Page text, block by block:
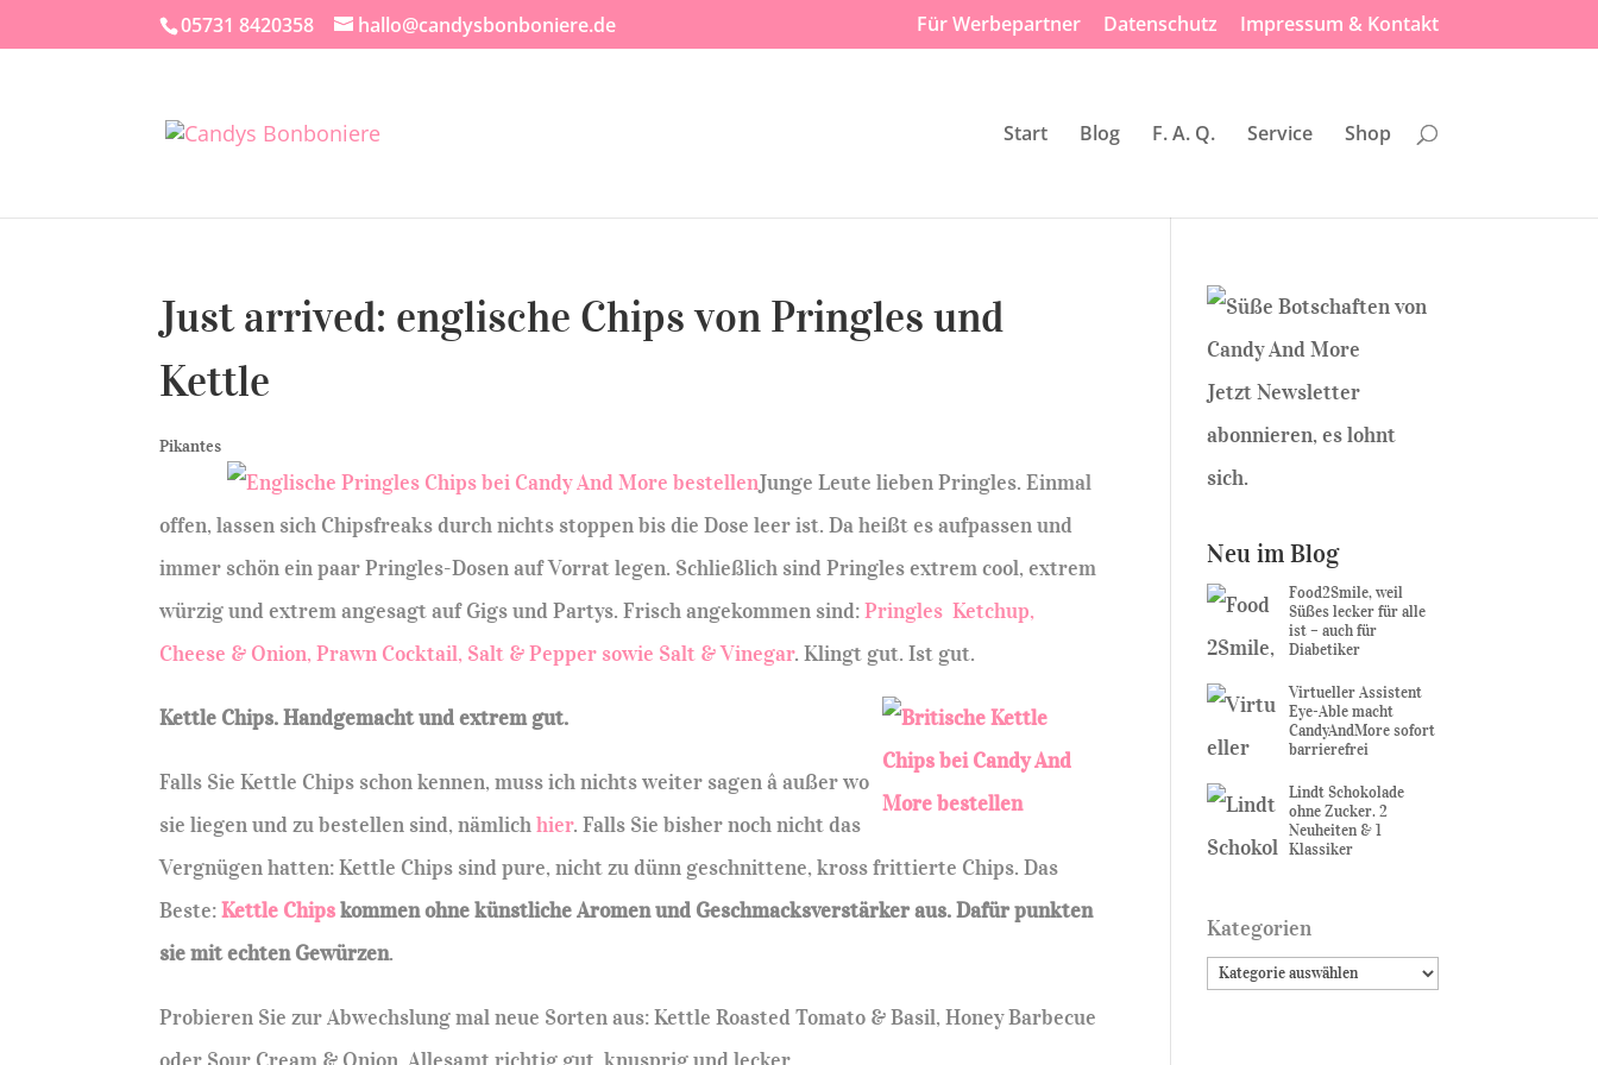
05731 8420358 hallo@candysbonboniere.de Für Werbepartner Datenschutz Impressum & Kontakt
Start Blog F. A. Q. Service Shop
Just arrived: englische Chips von Pringles und
Kettle
Pikantes
Junge Leute lieben Pringles. Einmal
offen, lassen sich Chipsfreaks durch nichts stoppen bis die Dose leer ist. Da heißt es aufpassen und
immer schön ein paar Pringles-Dosen auf Vorrat legen. Schließlich sind Pringles extrem cool, extrem
würzig und extrem angesagt auf Gigs und Partys. Frisch angekommen sind:Pringles Ketchup,
Cheese & Onion, Prawn Cocktail, Salt & Pepper sowie Salt & Vinegar. Klingt gut. Ist gut.
Kettle Chips. Handgemacht und extrem gut.
Falls Sie Kettle Chips schon kennen, muss ich nichts weiter sagen â außer wo
sie liegen und zu bestellen sind, nämlichhier. Falls Sie bisher noch nicht das
Vergnügen hatten: Kettle Chips sind pure, nicht zu dünn geschnittene, kross frittierte Chips. Das
Beste:Kettle Chipskommen ohne künstliche Aromen und Geschmacksverstärker aus. Dafür punkten
sie mit echten Gewürzen.
Probieren Sie zur Abwechslung mal neue Sorten aus: Kettle Roasted Tomato & Basil, Honey Barbecue
Jetzt Newsletter
abonnieren, es lohnt
sich.
Neu im Blog
Food2Smile, weil
Süßes lecker für alle
ist – auch für
Diabetiker
Virtueller Assistent
Eye-Able macht
CandyAndMore sofort
barrierefrei
Lindt Schokolade
ohne Zucker. 2
Neuheiten & 1
Klassiker
Kategorien